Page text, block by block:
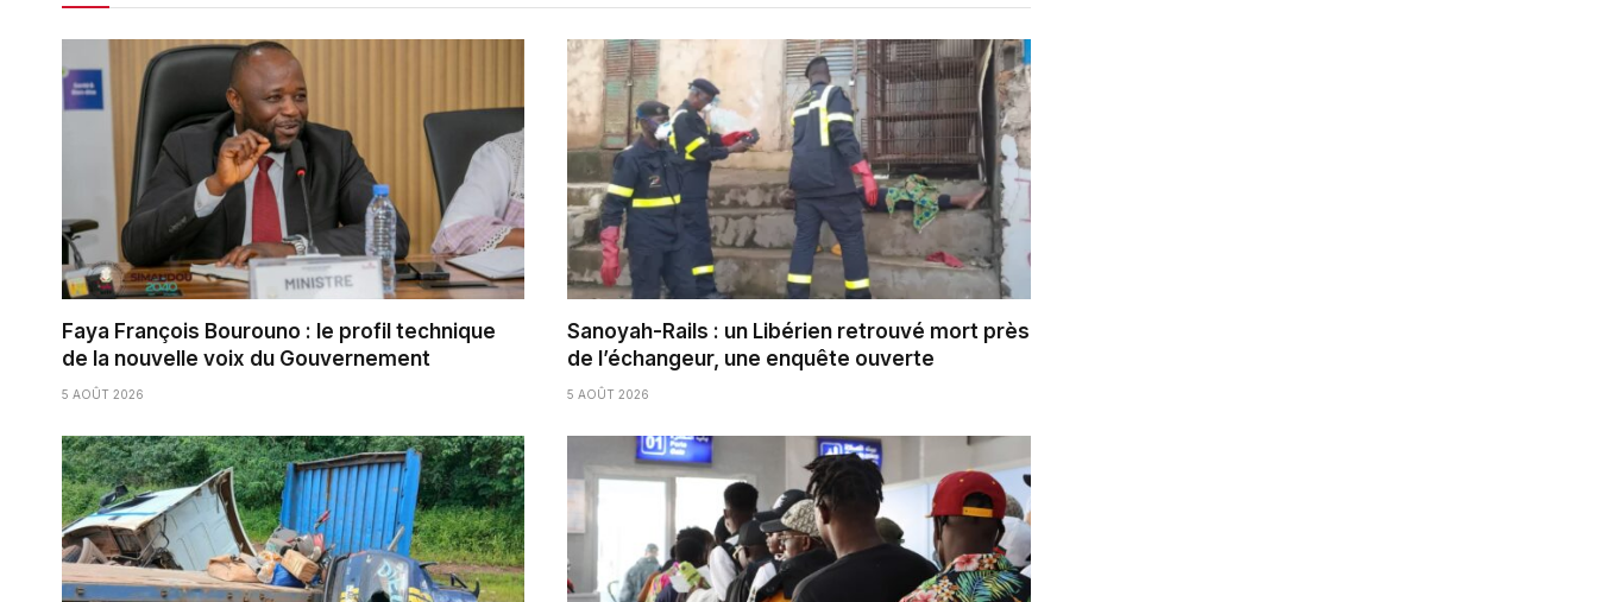
Faya François Bourouno : le profil technique
de la nouvelle voix du Gouvernement
5 AOÛT 2026
Sanoyah-Rails : un Libérien retrouvé mort près
de l’échangeur, une enquête ouverte
5 AOÛT 2026